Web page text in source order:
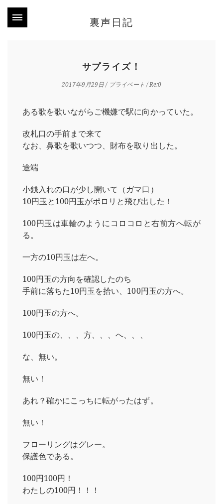
裏声日記
サプライズ！
2017年9月29日/ プライベート / Re:0
ある歌を歌いながらご機嫌で駅に向かっていた。
改札口の手前まで来て
なお、鼻歌を歌いつつ、財布を取り出した。
途端
小銭入れの口が少し開いて（ガマ口）
10円玉と100円玉がポロリと飛び出した！
100円玉は車輪のようにコロコロと右前方へ転が
る。
一方の10円玉は左へ。
100円玉の方向を確認したのち
手前に落ちた10円玉を拾い、100円玉の方へ。
100円玉の方へ。
100円玉の、、、方、、、へ、、、
な、無い。
無い！
あれ？確かにこっちに転がったはず。
無い！
フローリングはグレー。
保護色である。
100円100円！
わたしの100円！！！